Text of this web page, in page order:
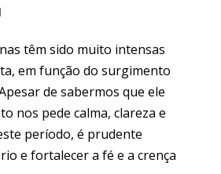
têm sido muito intensas
em função do surgimento
de sabermos que ele
nos pede calma, clareza e
período, é prudente
e fortalecer a fé e a crença